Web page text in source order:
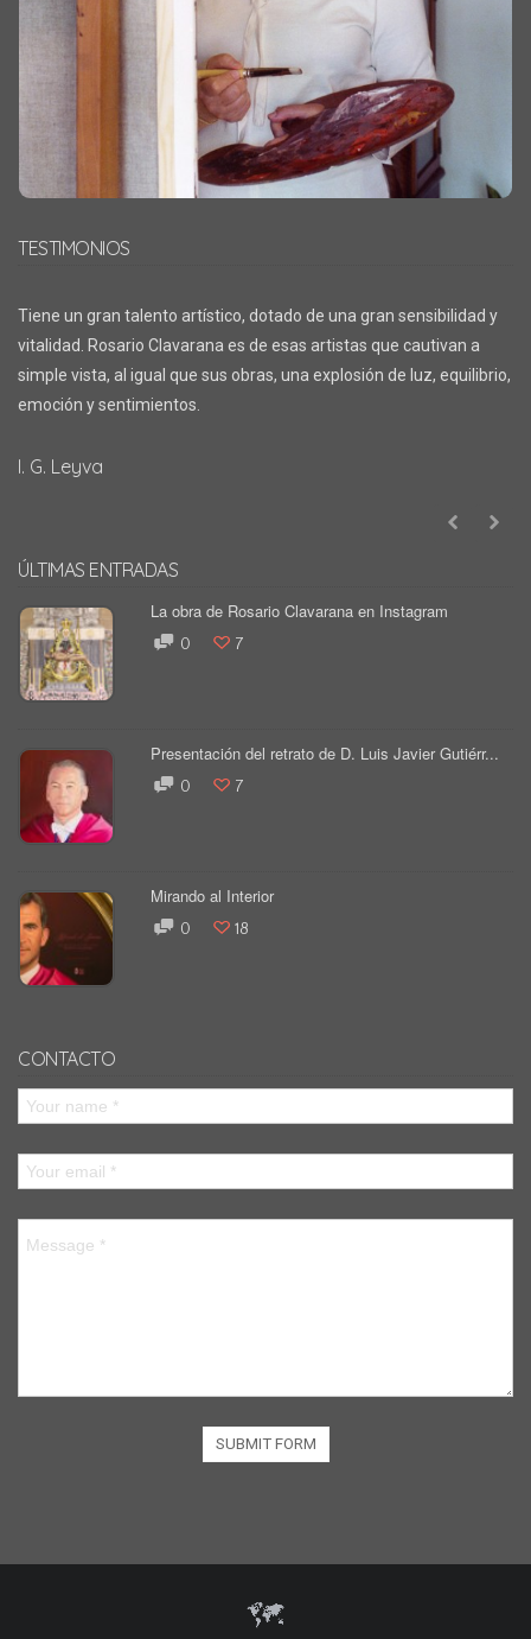
TESTIMONIOS
Tiene un gran talento artístico, dotado de una gran sensibilidad y
vitalidad. Rosario Clavarana es de esas artistas que cautivan a
simple vista, al igual que sus obras, una explosión de luz, equilibrio,
emoción y sentimientos.
I. G. Leyva
ÚLTIMAS ENTRADAS
La obra de Rosario Clavarana en Instagram
0 7
Presentación del retrato de D. Luis Javier Gutiérr...
0 7
Mirando al Interior
0 18
CONTACTO